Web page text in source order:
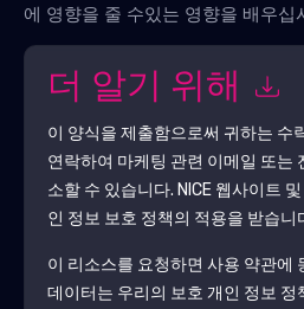
에 영향을 줄 수있는 영향을 배우십
더 알기 위해
이 양식을 제출함으로써 귀하는 수
연락하여 마케팅 관련 이메일 또는
소할 수 있습니다. NICE웹사이트 및
인 정보 보호 정책의 적용을 받습니
이 리소스를 요청하면 사용 약관에
데이터는 우리의 보호 개인 정보 정